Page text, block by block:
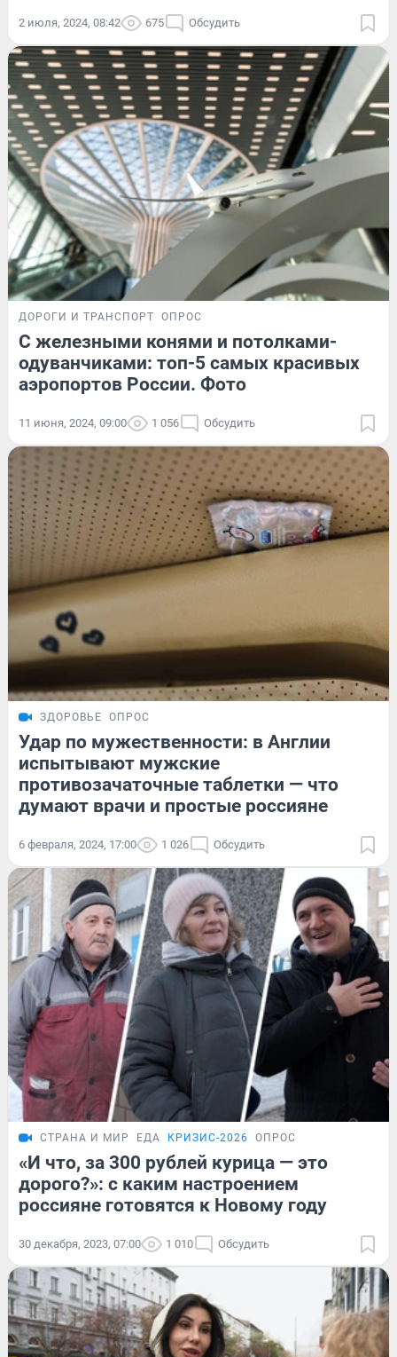
2 июля, 2024, 08:42 675 Обсудить
ДОРОГИ И ТРАНСПОРТ ОПРОС
С железными конями и потолками-
одуванчиками: топ-5 самых красивых
аэропортов России. Фото
11 июня, 2024, 09:00 1 056 Обсудить
ЗДОРОВЬЕ ОПРОС
Удар по мужественности: в Англии
испытывают мужские
противозачаточные таблетки — что
думают врачи и простые россияне
6 февраля, 2024, 17:00 1 026 Обсудить
СТРАНА И МИР ЕДА КРИЗИС-2026 ОПРОС
«И что, за 300 рублей курица — это
дорого?»: с каким настроением
россияне готовятся к Новому году
30 декабря, 2023, 07:00 1 010 Обсудить